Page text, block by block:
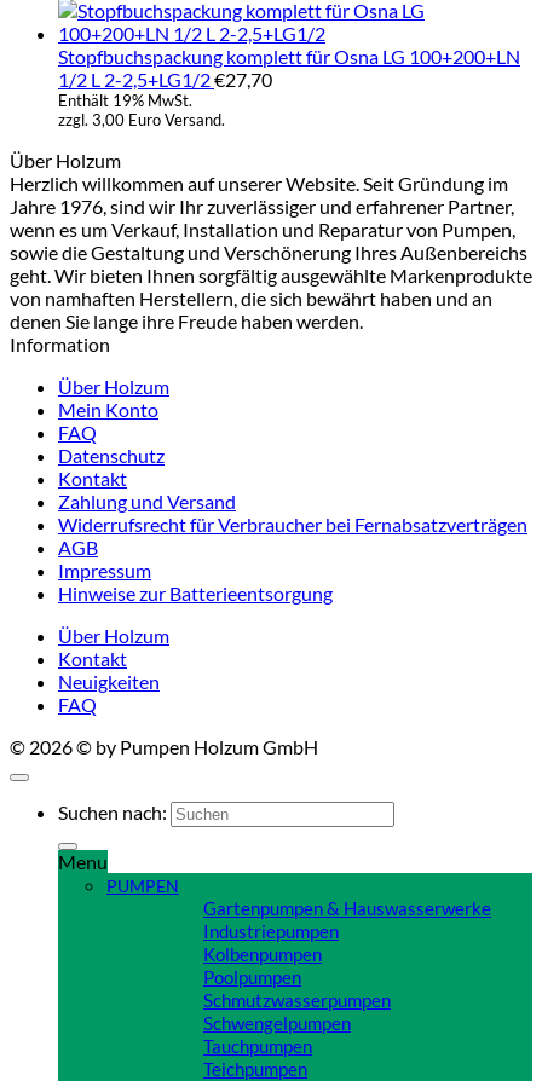
Stopfbuchspackung komplett für Osna LG 100+200+LN
1/2 L 2-2,5+LG1/2€27,70
Enthält 19% MwSt.
zzgl. 3,00 Euro Versand.
Über Holzum
Herzlich willkommen auf unserer Website. Seit Gründung im
Jahre 1976, sind wir Ihr zuverlässiger und erfahrener Partner,
wenn es um Verkauf, Installation und Reparatur von Pumpen,
sowie die Gestaltung und Verschönerung Ihres Außenbereichs
geht. Wir bieten Ihnen sorgfältig ausgewählte Markenprodukte
von namhaften Herstellern, die sich bewährt haben und an
denen Sie lange ihre Freude haben werden.
Information
Über Holzum
Mein Konto
FAQ
Datenschutz
Kontakt
Zahlung und Versand
Widerrufsrecht für Verbraucher bei Fernabsatzverträgen
AGB
Impressum
Hinweise zur Batterieentsorgung
Über Holzum
Kontakt
Neuigkeiten
FAQ
© 2026 © by Pumpen Holzum GmbH
Suchen nach:
Menu
PUMPEN
Gartenpumpen & Hauswasserwerke
Industriepumpen
Kolbenpumpen
Poolpumpen
Schmutzwasserpumpen
Schwengelpumpen
Tauchpumpen
Teichpumpen